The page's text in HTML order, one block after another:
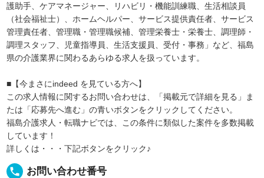
護助手、ケアマネージャー、リハビリ・機能訓練職、生活相談員
（社会福祉士）、ホームヘルパー、サービス提供責任者、サービス
管理責任者、管理職・管理職候補、管理栄養士・栄養士、調理師・
調理スタッフ、児童指導員、生活支援員、受付・事務」など、福島
県の介護業界に関わるあらゆる求人を扱っています。
■【今まさにindeed を見ている方へ】
この求人情報に関するお問い合わせは、「掲載元で詳細を見る」ま
たは「応募先へ進む」の青いボタンをクリックしてください。
福島介護求人・転職ナビでは、この条件に類似した案件を多数掲載
しています！
詳しくは・・・下記ボタンをクリック♪
local_phone お問い合わせ番号